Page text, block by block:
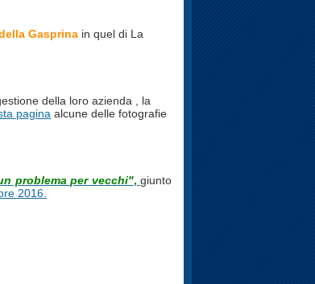
Gasprina in quel di La
della loro azienda , la
pagina alcune delle fotografie
problema per vecchi",giunto
2016